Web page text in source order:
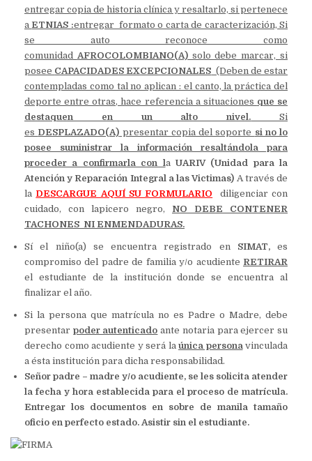
entregar copia de historia clínica y resaltarlo, si pertenece
aETNIAS :entregar formato o carta de caracterización, Si
se auto reconoce como
comunidad AFROCOLOMBIANO(A)solo debe marcar, si
posee CAPACIDADES EXCEPCIONALES (Deben de estar
contempladas como tal no aplican : el canto, la práctica del
deporte entre otras, hace referencia a situaciones que se
destaquen en un alto nivel. Si
es DESPLAZADO(A) presentar copia del soporte si no lo
posee suministrar la información resaltándola para
proceder a confirmarla con la UARIV (Unidad para la
Atención y Reparación Integral a las Victimas) A través de
la DESCARGUE AQUÍ SU FORMULARIO
diligenciar con
cuidado, con lapicero negro, NO DEBE CONTENER
TACHONES NI ENMENDADURAS.
Sí el niño(a) se encuentra registrado en SIMAT,es
compromiso del padre de familia y/o acudiente RETIRAR
el estudiante de la institución donde se encuentra al
finalizar el año.
Si la persona que matrícula no es Padre o Madre, debe
presentar poder autenticado ante notaria para ejercer su
derecho como acudiente y será la única personavinculada
a ésta institución para dicha responsabilidad.
Señor padre – madre y/o acudiente, se les solicita atender
la fecha y hora establecida para el proceso de matrícula.
Entregar los documentos en sobre de manila tamaño
oficio en perfecto estado. Asistir sin el estudiante.